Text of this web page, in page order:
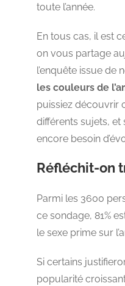
toute l’année.
En tous cas, il est
on vous partage
l’enquête issue de
les couleurs de
puissiez découvrir
différents sujets, et
encore besoin
Réfléchit-on
Parmi les 3600
ce sondage, 81%
le sexe prime sur
Si certains
popularité